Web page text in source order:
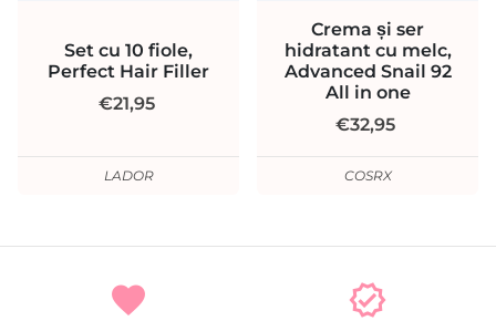
Set cu 10 fiole,
Perfect Hair Filler
€21,95
LADOR
Crema și ser
hidratant cu melc,
Advanced Snail 92
All in one
€32,95
COSRX
favorite verified